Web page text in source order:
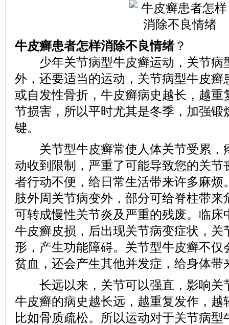
牛皮癣患者怎样消除不良情绪？
少年关节病型牛皮癣运动，关节病
外，还要适当的运动，关节病型牛皮癣
或自发性骨折，牛皮癣病史越长，越重
节损害，所以平时尤其是冬季，加强锻
键。
关节型牛皮癣常使人体关节受累，
动收到限制，严重了可能导致您的关节
者行动不便，给日常生活带来许多麻烦
肢外周关节病变外，部分可给脊柱带来
可转成慢性关节炎及严重的残废。临床
牛皮癣皮损，后出现关节病变症状，关
形，产生功能障碍。关节型牛皮癣不仅
贫血，还会产生其他并发症，给身体带
长远以来，关节可以强直，影响关
牛皮癣的病史越长远，越重复发作，越
比如骨质疏松。所以运动对于关节病型